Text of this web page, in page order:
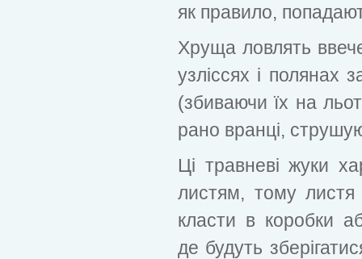
як правило,
Хруща ловлять
узліссях і полянах
(збиваючи їх на
рано вранці,
Ці травневі жуки
листям, тому листя
класти в коробки
де будуть